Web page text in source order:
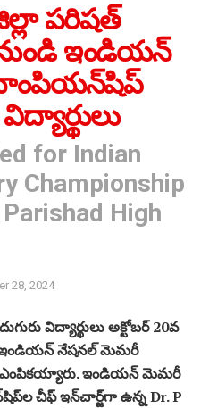
పరిషత్
ఇండియన్
for Indian
Championship
High
28, 2024
విద్యార్థులు అక్టోబర్ 20వ
నేషనల్ మెమరీ
ఇండియన్ మెమరీ
చీఫ్‌ ఇన్‌చార్జ్‌గా ఉన్న Dr. P